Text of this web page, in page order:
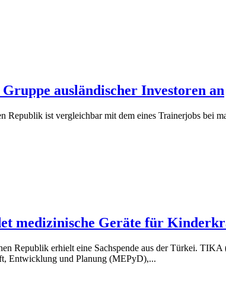
ausländischer Investoren an
ist vergleichbar mit dem eines Trainerjobs bei
medizinische Geräte für
Republik erhielt eine Sachspende aus der Türkei.
Entwicklung und Planung (MEPyD),...